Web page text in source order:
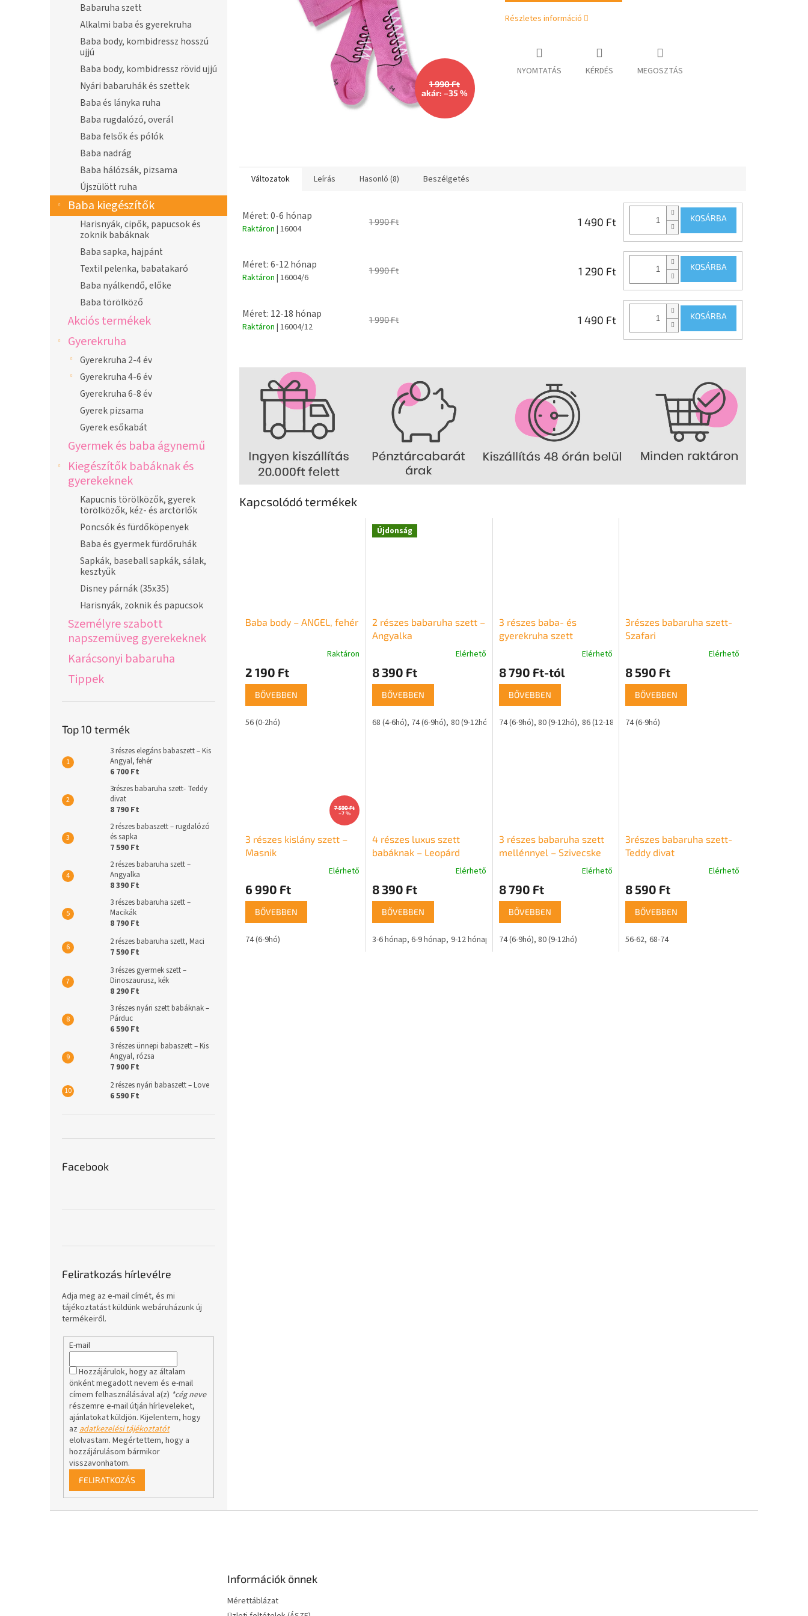
Babaruha szett
Alkalmi baba és gyerekruha
Baba body, kombidressz hosszú
ujjú
Baba body, kombidressz rövid ujjú
Nyári babaruhák és szettek
Baba és lányka ruha
Baba rugdalózó, overál
Baba felsők és pólók
Baba nadrág
Baba hálózsák, pizsama
Újszülött ruha
Baba kiegészítők
Harisnyák, cipők, papucsok és
zoknik babáknak
Baba sapka, hajpánt
Textil pelenka, babatakaró
Baba nyálkendő, előke
Baba törölköző
Akciós termékek
Gyerekruha
Gyerekruha 2-4 év
Gyerekruha 4-6 év
Gyerekruha 6-8 év
Gyerek pizsama
Gyerek esőkabát
Gyermek és baba ágynemű
Kiegészítők babáknak és
gyerekeknek
Kapucnis törölközők, gyerek
törölközők, kéz- és arctörlők
Poncsók és fürdőköpenyek
Baba és gyermek fürdőruhák
Sapkák, baseball sapkák, sálak,
kesztyűk
Disney párnák (35x35)
Harisnyák, zoknik és papucsok
Személyre szabott
napszemüveg gyerekeknek
Karácsonyi babaruha
Tippek
Top 10 termék
3 részes elegáns babaszett – Kis
Angyal, fehér
6 700 Ft
3részes babaruha szett- Teddy
divat
8 790 Ft
2 részes babaszett – rugdalózó
és sapka
7 590 Ft
2 részes babaruha szett –
Angyalka
8 390 Ft
3 részes babaruha szett –
Macikák
8 790 Ft
2 részes babaruha szett, Maci
7 590 Ft
3 részes gyermek szett –
Dinoszaurusz, kék
8 290 Ft
3 részes nyári szett babáknak –
Párduc
6 590 Ft
3 részes ünnepi babaszett – Kis
Angyal, rózsa
7 900 Ft
2 részes nyári babaszett – Love
6 590 Ft
Facebook
Feliratkozás hírlevélre
Adja meg az e-mail címét, és mi
tájékoztatást küldünk webáruházunk új
termékeiről.
E-mail
Hozzájárulok, hogy az általam
önként megadott nevem és e-mail
címem felhasználásával a(z) *cég neve
részemre e-mail útján hírleveleket,
ajánlatokat küldjön. Kijelentem, hogy
azadatkezelési tájékoztatót
elolvastam. Megértettem, hogy a
hozzájárulásom bármikor
visszavonhatom.
FELIRATKOZÁS
1 990 Ft
akár: –35 %
Részletes információ
NYOMTATÁS KÉRDÉS MEGOSZTÁS
Kapcsolódó termékek
Baba body – ANGEL, fehér
termék
átlagos
értékelése
5,0
Raktáron
2 190 Ft
BŐVEBBEN
56 (0-2hó)
Újdonság
2 részes babaruha szett –
Angyalka
Elérhető
8 390 Ft
BŐVEBBEN
68 (4-6hó) 74 (6-9hó) 80 (9-12hó)
3 részes baba- és
gyerekruha szett
mellénnyel – KutyusElérhető
8 790 Ft-tól
BŐVEBBEN
74 (6-9hó) 80 (9-12hó) 86 (12-18hó) 4 éves
3részes babaruha szett-
Szafari
Elérhető
8 590 Ft
BŐVEBBEN
74 (6-9hó)
7 590 Ft
–7 %
3 részes kislány szett –
Masnik
Elérhető
6 990 Ft
BŐVEBBEN
74 (6-9hó)
4 részes luxus szett
babáknak – Leopárd
Elérhető
8 390 Ft
BŐVEBBEN
3-6 hónap 6-9 hónap 9-12 hónap
3 részes babaruha szett
mellénnyel – Szivecske
Elérhető
8 790 Ft
BŐVEBBEN
74 (6-9hó) 80 (9-12hó)
3részes babaruha szett-
Teddy divat
Elérhető
8 590 Ft
BŐVEBBEN
56-62 68-74
Változatok Leírás Hasonló (8) Beszélgetés
Méret: 0-6 hónap
Raktáron | 16004
1 990 Ft 1 490 Ft KOSÁRBA
Méret: 6-12 hónap
Raktáron | 16004/6
1 990 Ft 1 290 Ft KOSÁRBA
Méret: 12-18 hónap
Raktáron | 16004/12
1 990 Ft 1 490 Ft KOSÁRBA
Információk önnek
Mérettáblázat